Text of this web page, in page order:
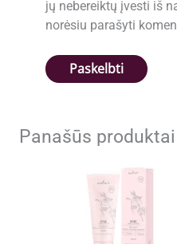
jų nebereiktų įvesti iš
norėsiu parašyti
Panašūs produktai